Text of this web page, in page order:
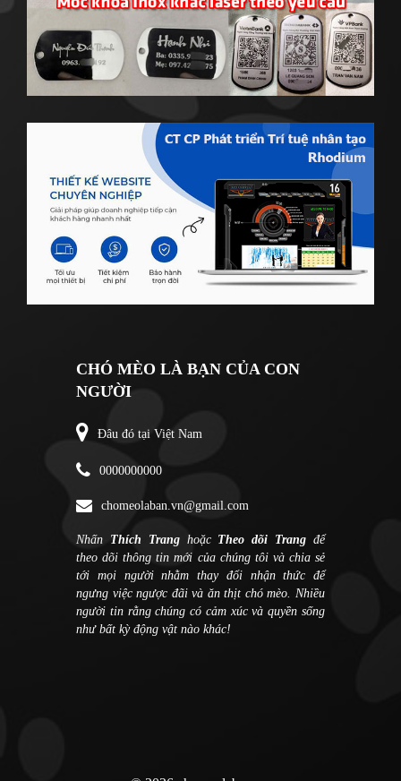
CHÓ MÈO LÀ BẠN CỦA CON
NGƯỜI
Đâu đó tại Việt Nam
0000000000
chomeolaban.vn@gmail.com
Nhấn Thích Tranghoặc Theo dõi Trang để
theo dõi thông tin mới của chúng tôi và chia sẻ
tới mọi người nhằm thay đổi nhận thức để
ngưng việc ngược đãi và ăn thịt chó mèo. Nhiều
người tin rằng chúng có cảm xúc và quyền sống
như bất kỳ động vật nào khác!